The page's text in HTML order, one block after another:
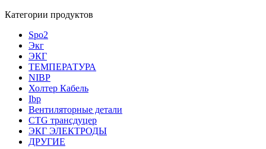
Категории продуктов
Spo2
Экг
ЭКГ
ТЕМПЕРАТУРА
NIBP
Холтер Кабель
Ibp
Вентиляторные детали
CTG трансдуцер
ЭКГ ЭЛЕКТРОДЫ
ДРУГИЕ